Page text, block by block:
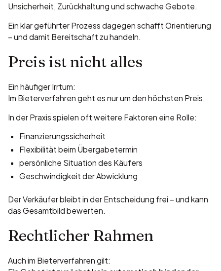
Unsicherheit, Zurückhaltung und schwache Gebote.
Ein klar geführter Prozess dagegen schafft Orientierung
– und damit Bereitschaft zu handeln.
Preis ist nicht alles
Ein häufiger Irrtum:
Im Bieterverfahren geht es nur um den höchsten Preis.
In der Praxis spielen oft weitere Faktoren eine Rolle:
Finanzierungssicherheit
Flexibilität beim Übergabetermin
persönliche Situation des Käufers
Geschwindigkeit der Abwicklung
Der Verkäufer bleibt in der Entscheidung frei – und kann
das Gesamtbild bewerten.
Rechtlicher Rahmen
Auch im Bieterverfahren gilt: